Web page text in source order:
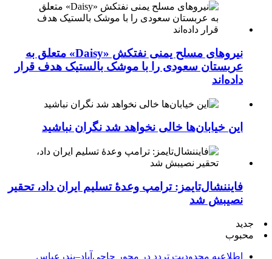
نیروهای مسلح یمنی نفتکش «Daisy» متعلق به
عربستان سعودی را با موشک بالستیک هدف قرار
داده‌اند
این خیابان‌ها خالی نخواهد شد نگران نباشید
فایننشال‌تایمز: ترامپ وعدۀ تسلیم ایران داد، تحقیر
نصیبش شد
جدید
محبوب
اطلاعیه محدودیت تردد در محور حاجی‌آباد–بندرعباس